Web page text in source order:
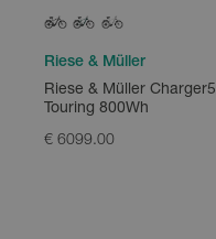
Riese & Müller
Riese & Müller Charger5
Touring 800Wh
€ 6099.00